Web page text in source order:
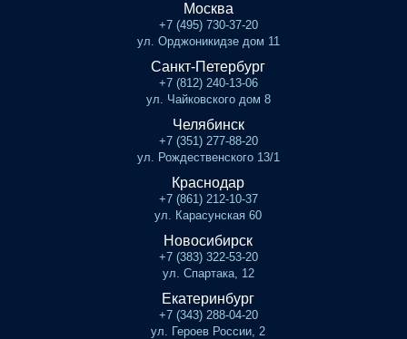
Москва
+7 (495) 730-37-20
ул. Орджоникидзе дом 11
Санкт-Петербург
+7 (812) 240-13-06
ул. Чайковского дом 8
Челябинск
+7 (351) 277-88-20
ул. Рождественского 13/1
Краснодар
+7 (861) 212-10-37
ул. Карасунская 60
Новосибирск
+7 (383) 322-53-20
ул. Спартака, 12
Екатеринбург
+7 (343) 288-04-20
ул. Героев России, 2